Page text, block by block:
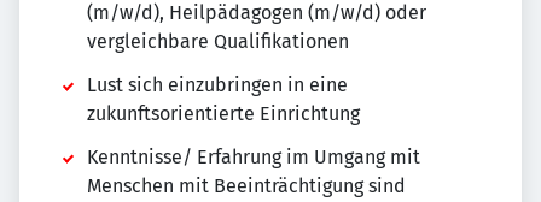
(m/w/d), Heilpädagogen (m/w/d) oder
vergleichbare Qualifikationen
Lust sich einzubringen in eine
zukunftsorientierte Einrichtung
Kenntnisse/ Erfahrung im Umgang mit
Menschen mit Beeinträchtigung sind